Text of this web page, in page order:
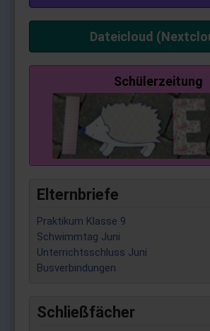
Dateicloud
Schülerzeitung
Elternbriefe
Praktikum Klasse 9
Schwimmtag Juni
Unterrichtsschluss Juni
Busverbindungen
Schließfächer